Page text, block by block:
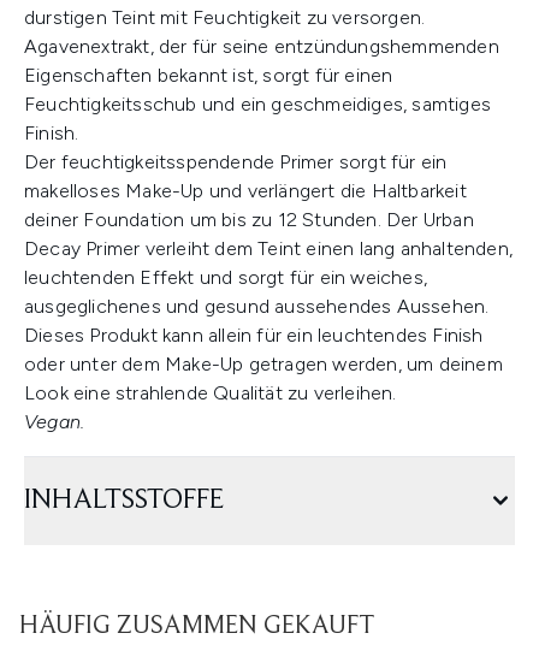
durstigen Teint mit Feuchtigkeit zu versorgen.
Agavenextrakt, der für seine entzündungshemmenden
Eigenschaften bekannt ist, sorgt für einen
Feuchtigkeitsschub und ein geschmeidiges, samtiges
Finish.
Der feuchtigkeitsspendende Primer sorgt für ein
makelloses Make-Up und verlängert die Haltbarkeit
deiner Foundation um bis zu 12 Stunden. Der Urban
Decay Primer verleiht dem Teint einen lang anhaltenden,
leuchtenden Effekt und sorgt für ein weiches,
ausgeglichenes und gesund aussehendes Aussehen.
Dieses Produkt kann allein für ein leuchtendes Finish
oder unter dem Make-Up getragen werden, um deinem
Look eine strahlende Qualität zu verleihen.
Vegan.
INHALTSSTOFFE
HÄUFIG ZUSAMMEN GEKAUFT